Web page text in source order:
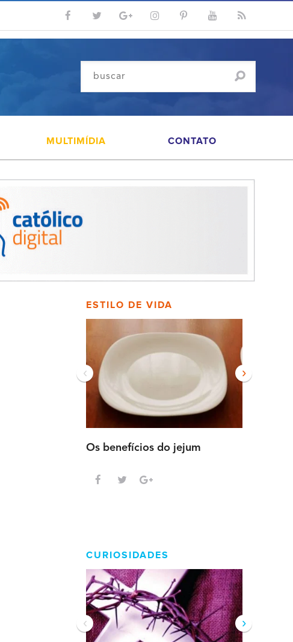
MULTIMÍDIA CONTATO
ESTILO DE VIDA
Os benefícios do jejum
‹ ›
CURIOSIDADES
‹ ›